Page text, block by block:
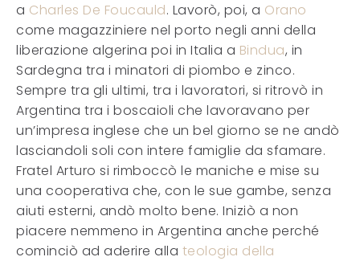
a Charles De Foucauld. Lavorò, poi, a Orano
come magazziniere nel porto negli anni della
liberazione algerina poi in Italia a Bindua, in
Sardegna tra i minatori di piombo e zinco.
Sempre tra gli ultimi, tra i lavoratori, si ritrovò in
Argentina tra i boscaioli che lavoravano per
un’impresa inglese che un bel giorno se ne andò
lasciandoli soli con intere famiglie da sfamare.
Fratel Arturo si rimboccò le maniche e mise su
una cooperativa che, con le sue gambe, senza
aiuti esterni, andò molto bene. Iniziò a non
piacere nemmeno in Argentina anche perché
cominciò ad aderire alla teologia della